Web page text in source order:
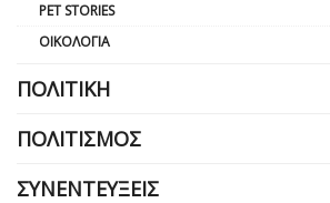
PET STORIES
ΟΙΚΟΛΟΓΊΑ
ΠΟΛΙΤΙΚΉ
ΠΟΛΙΤΙΣΜΌΣ
ΣΥΝΕΝΤΕΎΞΕΙΣ